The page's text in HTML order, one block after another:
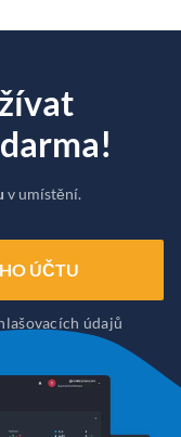
v umístění.
ÚČTU
údajů